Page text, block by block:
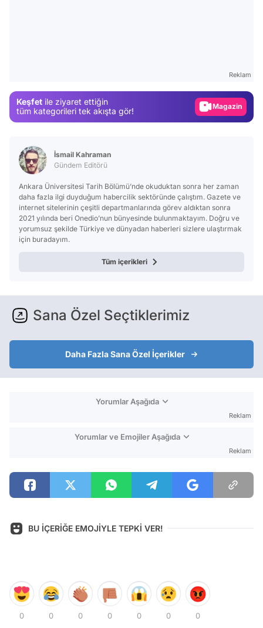
Reklam
Keşfet ile ziyaret ettiğin
tüm kategorileri tek akışta gör!
Magazin
İsmail Kahraman
Gündem Editörü
Ankara Üniversitesi Tarih Bölümü’nde okuduktan sonra her zaman
daha fazla ilgi duyduğum habercilik sektöründe çalıştım. Gazete ve
internet sitelerinin çeşitli departmanlarında görev aldıktan sonra
2021 yılında beri Onedio’nun bünyesinde bulunmaktayım. Doğru ve
yorumsuz şekilde Türkiye ve dünyadan haberleri sizlere ulaştırmak
için buradayım.
Tüm içerikleri
Sana Özel Seçtiklerimiz
Daha Fazla Sana Özel İçerikler
Yorumlar Aşağıda
Reklam
Yorumlar ve Emojiler Aşağıda
Reklam
BU İÇERİĞE EMOJİYLE TEPKİ VER!
0 0 0 0 0 0 0